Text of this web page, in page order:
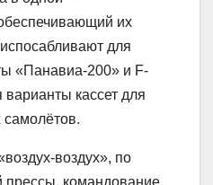
их
для
«Панавиа-200» и F-
кассет для
самолётов.
воздух», по